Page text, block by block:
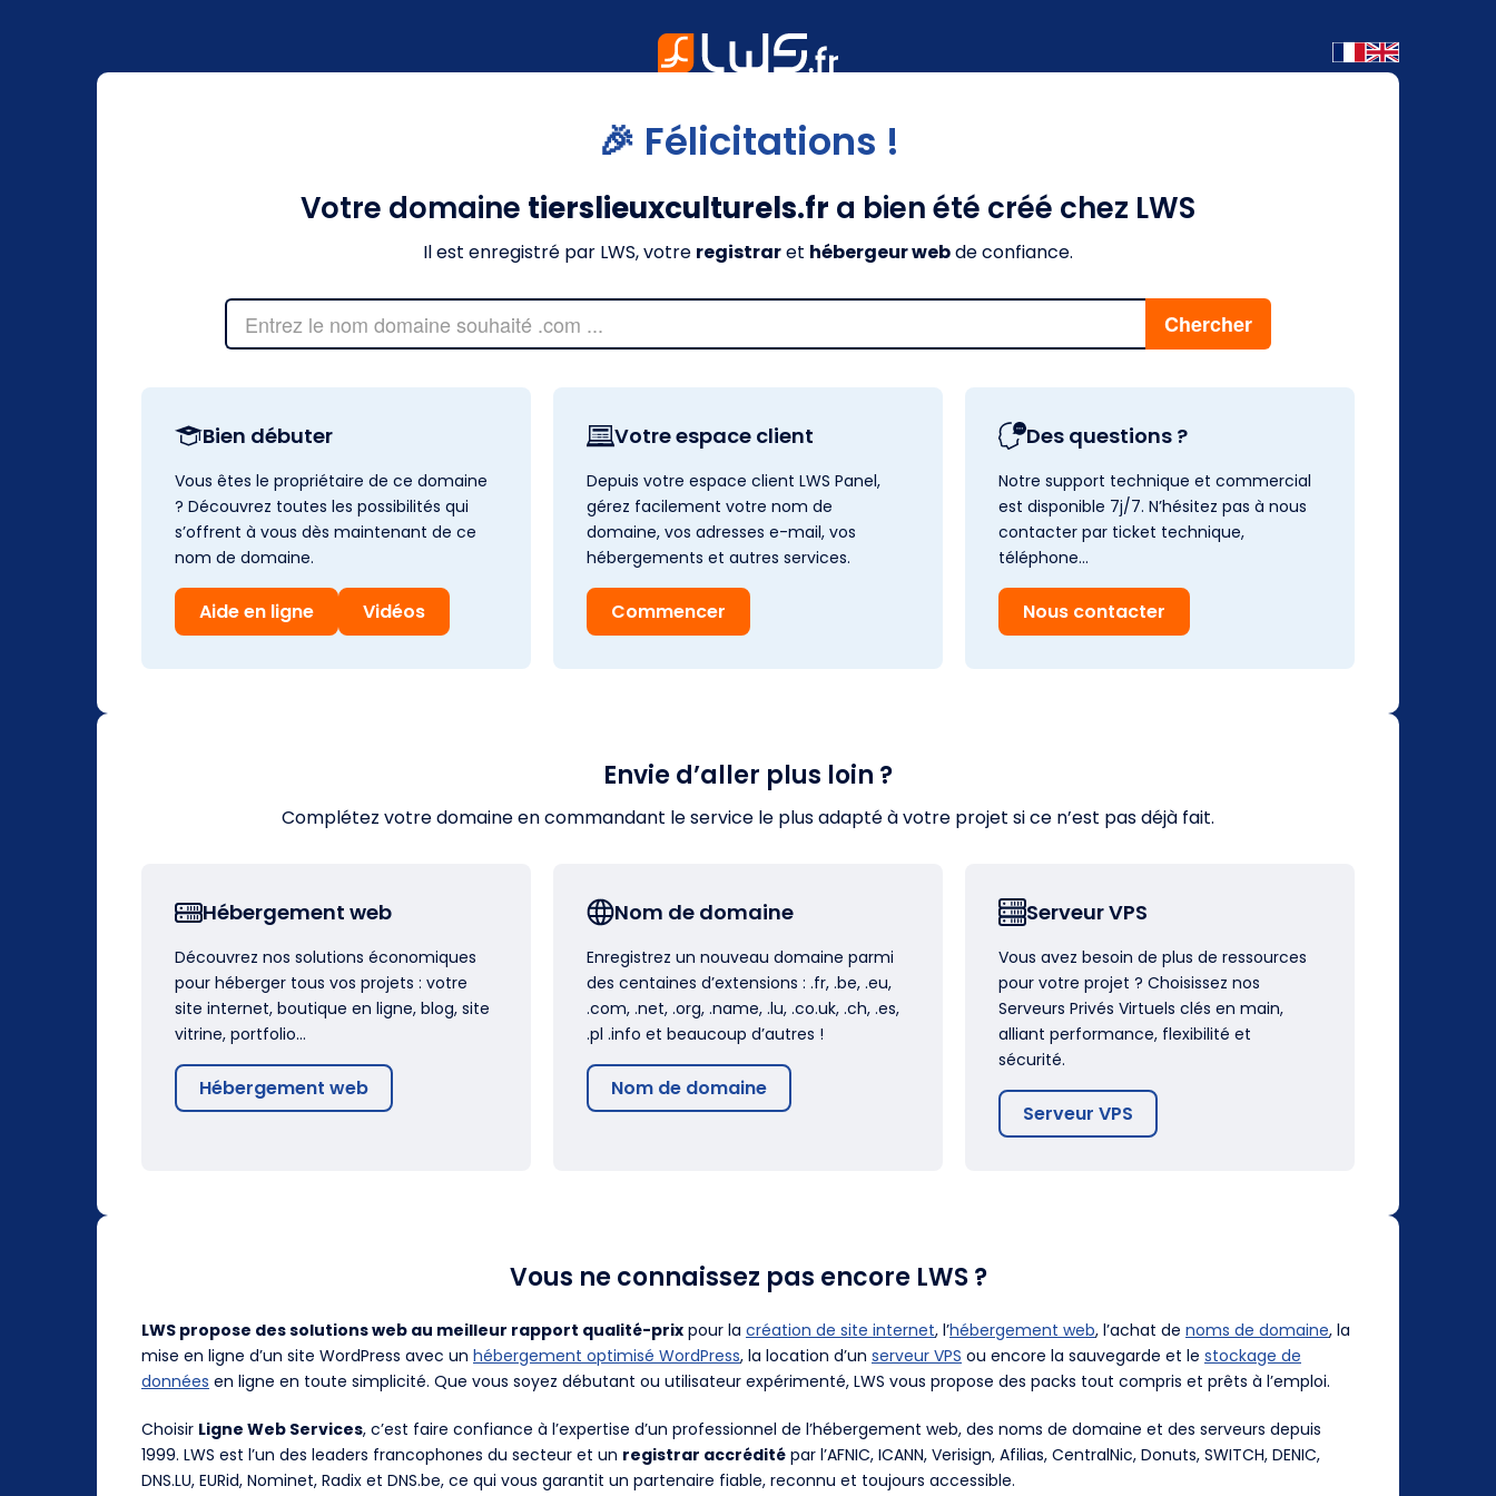
🎉 Félicitations !
Votre domaine tierslieuxculturels.fr a bien été créé chez LWS
Il est enregistré par LWS, votre registraret hébergeur webde confiance.
Bien débuter
Vous êtes le propriétaire de ce domaine
? Découvrez toutes les possibilités qui
s’offrent à vous dès maintenant de ce
nom de domaine.
Aide en ligne Vidéos
Votre espace client
Depuis votre espace client LWS Panel,
gérez facilement votre nom de
domaine, vos adresses e-mail, vos
hébergements et autres services.
Commencer
Des questions ?
Notre support technique et commercial
est disponible 7j/7. N’hésitez pas à nous
contacter par ticket technique,
téléphone…
Nous contacter
Envie d’aller plus loin ?
Complétez votre domaine en commandant le service le plus adapté à votre projet si ce n’est pas déjà fait.
Hébergement web
Découvrez nos solutions économiques
pour héberger tous vos projets : votre
site internet, boutique en ligne, blog, site
vitrine, portfolio…
Hébergement web
Nom de domaine
Enregistrez un nouveau domaine parmi
des centaines d’extensions : .fr, .be, .eu,
.com, .net, .org, .name, .lu, .co.uk, .ch, .es,
.pl .info et beaucoup d’autres !
Nom de domaine
Serveur VPS
Vous avez besoin de plus de ressources
pour votre projet ? Choisissez nos
Serveurs Privés Virtuels clés en main,
alliant performance, flexibilité et
sécurité.
Serveur VPS
Vous ne connaissez pas encore LWS ?
LWS propose des solutions web au meilleur rapport qualité-prix pour la création de site internet, l’hébergement web, l’achat de noms de domaine, la
mise en ligne d’un site WordPress avec un hébergement optimisé WordPress, la location d’un serveur VPS ou encore la sauvegarde et le stockage de
données en ligne en toute simplicité. Que vous soyez débutant ou utilisateur expérimenté, LWS vous propose des packs tout compris et prêts à l’emploi.
Choisir Ligne Web Services, c’est faire confiance à l’expertise d’un professionnel de l’hébergement web, des noms de domaine et des serveurs depuis
1999. LWS est l’un des leaders francophones du secteur et un registrar accrédité par l’AFNIC, ICANN, Verisign, Afilias, CentralNic, Donuts, SWITCH, DENIC,
DNS.LU, EURid, Nominet, Radix et DNS.be, ce qui vous garantit un partenaire fiable, reconnu et toujours accessible.